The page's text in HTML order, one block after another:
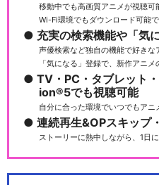
移動中でも高画質アニメが視聴可
Wi-Fi環境でもダウンロード可能
充実の検索機能や「気
声優検索など独自の機能で好きな
「気になる」登録で、新作アニ
TV・PC・タブレット
ion®5でも視聴可能
自分に合った環境でいつでもアニ
連続再生&OPスキップ
ストーリーに熱中しながら、1日